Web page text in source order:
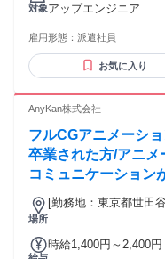
対象アップエンジニア
雇用形態： 派遣社員
お気に入り
AnyKan株式会社
フルCGアニメーシ
卒業された方/アニ
コミュニケーション
場所
[勤務地：東京都世田
時給1,400円～2,400円 給